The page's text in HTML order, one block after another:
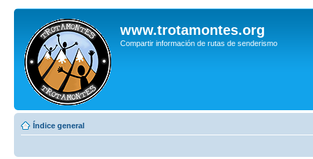
www.trotamontes.org
Compartir información de rutas de senderismo
Índice general